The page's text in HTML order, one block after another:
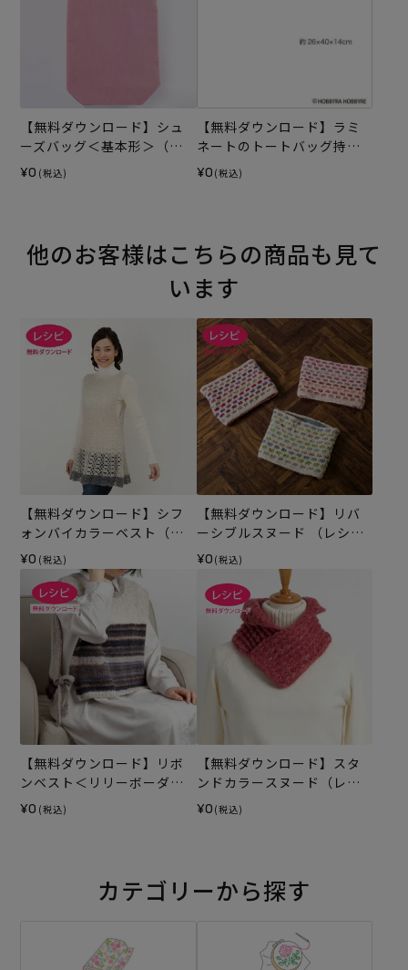
【無料ダウンロード】シュ
ーズバッグ＜基本形＞（レ
シピ）
¥0 (税込)
【無料ダウンロード】ラミ
ネートのトートバッグ持ち
手テープ（レシピ）
¥0 (税込)
他のお客様はこちらの商品も見て
います
【無料ダウンロード】シフ
ォンバイカラーベスト（レ
シピ）
¥0 (税込)
【無料ダウンロード】リバ
ーシブルスヌード （レシ
ピ）
¥0 (税込)
【無料ダウンロード】リボ
ンベスト＜リリーボーダー
グラン＞（レシピ）
¥0 (税込)
【無料ダウンロード】スタ
ンドカラースヌード（レシ
ピ）
¥0 (税込)
カテゴリーから探す